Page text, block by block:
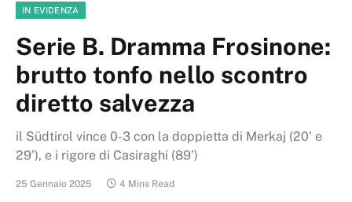
IN EVIDENZA
Serie B. Dramma Frosinone:
brutto tonfo nello scontro
diretto salvezza
il Südtirol vince 0-3 con la doppietta di Merkaj (20’ e
29’), e i rigore di Casiraghi (89’)
25 Gennaio 2025 4 Mins Read